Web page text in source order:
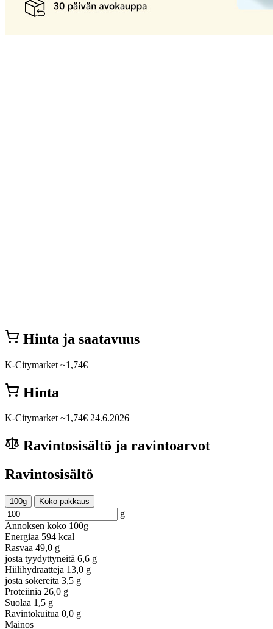
Hinta ja saatavuus
K-Citymarket ~1,74€
Hinta
K-Citymarket ~1,74€ 24.6.2026
Ravintosisältö ja ravintoarvot
Ravintosisältö
100g Koko pakkaus
g
Annoksen koko 100g
Energiaa 594 kcal
Rasvaa 49,0 g
josta tyydyttyneitä 6,6 g
Hiilihydraatteja 13,0 g
josta sokereita 3,5 g
Proteiinia 26,0 g
Suolaa 1,5 g
Ravintokuitua 0,0 g
Mainos